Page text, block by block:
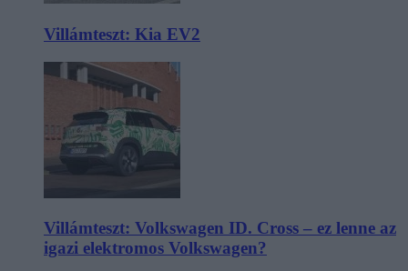
Villámteszt: Kia EV2
Villámteszt: Volkswagen ID. Cross – ez lenne az
igazi elektromos Volkswagen?